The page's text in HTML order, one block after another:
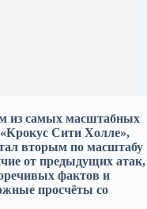
из самых масштабных
«Крокус Сити Холле»,
вторым по масштабу
от предыдущих атак,
фактов и
просчёты со